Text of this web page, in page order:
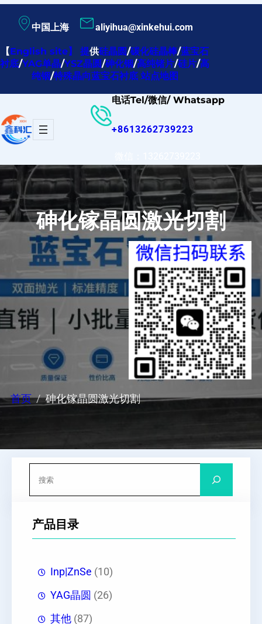
内
容
中国上海 aliyihua@xinkehui.com
【English site】提供硅晶圆/碳化硅晶棒/蓝宝石
衬底/YAG单晶/YSZ晶圆/砷化铟/高纯锗片/硅片/高
纯铟/特殊晶向蓝宝石衬底 站点地图
电话Tel/微信/ Whatsapp
+8613262739223
砷化镓晶圆激光切割
首页 砷化镓晶圆激光切割
产品目录
Inp|ZnSe (10)
YAG晶圆 (26)
其他 (87)